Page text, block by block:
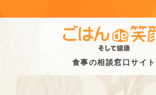
食事の相談窓口サイト